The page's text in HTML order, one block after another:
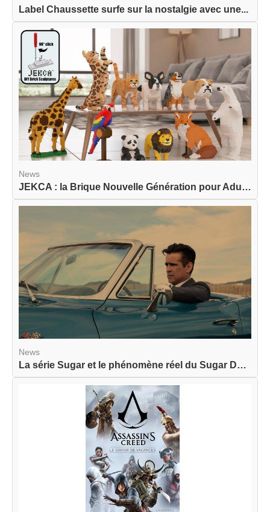
Label Chaussette surfe sur la nostalgie avec une...
News
JEKCA : la Brique Nouvelle Génération pour Adult...
News
La série Sugar et le phénomène réel du Sugar Dat...